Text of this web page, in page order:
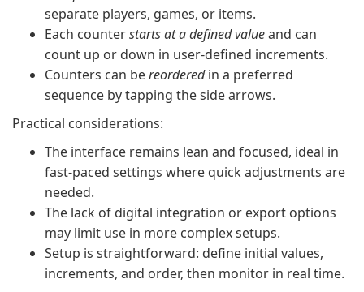
separate players, games, or items.
Each counterstarts at a defined valueand can
count up or down in user-defined increments.
Counters can bereorderedin a preferred
sequence by tapping the side arrows.
Practical considerations:
The interface remains lean and focused, ideal in
fast-paced settings where quick adjustments are
needed.
The lack of digital integration or export options
may limit use in more complex setups.
Setup is straightforward: define initial values,
increments, and order, then monitor in real time.